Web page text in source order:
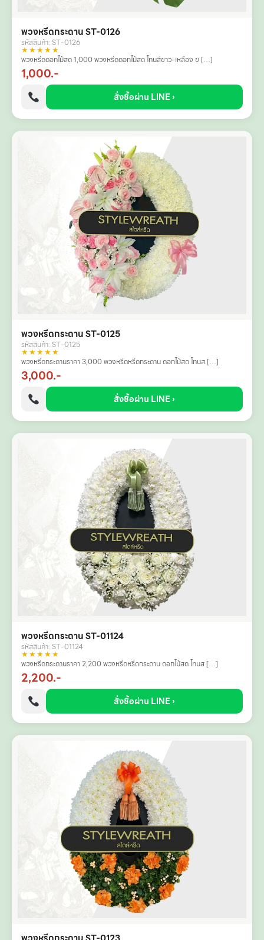
พวงหรีดกระดาน ST-0126
รหัสสินค้า: ST-0126
★★★★★
พวงหรีดดอกไม้สด 1,000 พวงหรีดดอกไม้สด โทนสีขาว-เหลือง ข […]
1,000.-
สั่งซื้อผ่าน LINE ›
พวงหรีดกระดาน ST-0125
รหัสสินค้า: ST-0125
★★★★★
พวงหรีดกระดานราคา 3,000 พวงหรีดหรีดกระดาน ดอกไม้สด โทนส […]
3,000.-
สั่งซื้อผ่าน LINE ›
พวงหรีดกระดาน ST-01124
รหัสสินค้า: ST-01124
★★★★★
พวงหรีดกระดานราคา 2,200 พวงหรีดหรีดกระดาน ดอกไม้สด โทนส […]
2,200.-
สั่งซื้อผ่าน LINE ›